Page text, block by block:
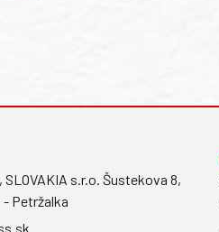
SLOVAKIA s.r.o. Šustekova 8,
- Petržalka